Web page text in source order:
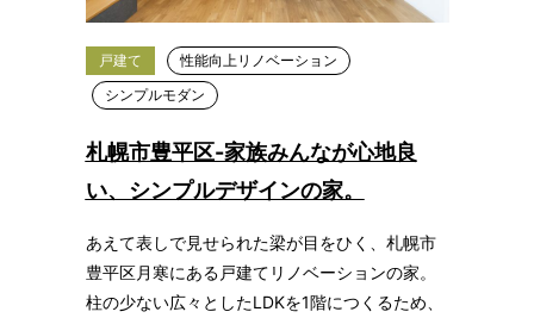
戸建て
性能向上リノベーション
シンプルモダン
札幌市豊平区-家族みんなが心地良
い、シンプルデザインの家。
あえて表しで見せられた梁が目をひく、札幌市
豊平区月寒にある戸建てリノベーションの家。
柱の少ない広々としたLDKを1階につくるため、